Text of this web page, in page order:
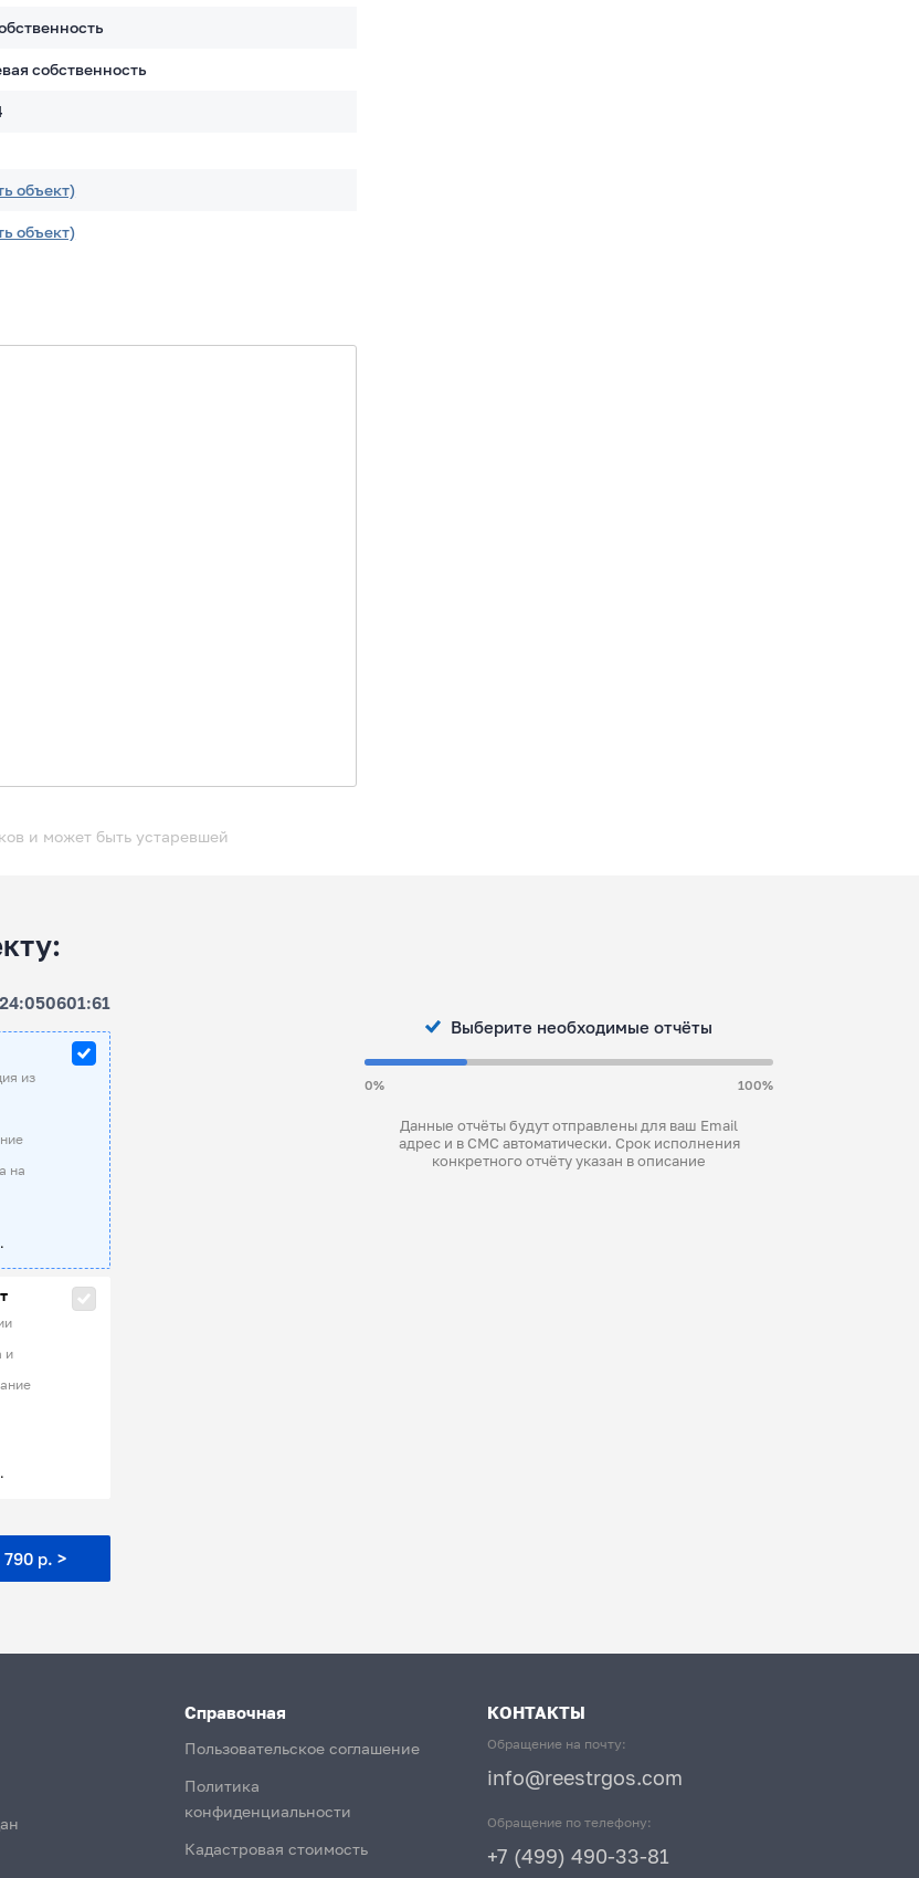
собственность
объект)
объект)
и может быть устаревшей
из
на
и
р. >
Выберите необходимые отчёты
0% 100%
Данные отчёты будут отправлены для ваш Email
адрес и в СМС автоматически. Срок исполнения
конкретного отчёту указан в описание
Справочная
Пользовательское соглашение
Политика
конфиденциальности
Кадастровая стоимость
КОНТАКТЫ
Обращение на почту:
info@reestrgos.com
Обращение по телефону:
+7 (499) 490-33-81